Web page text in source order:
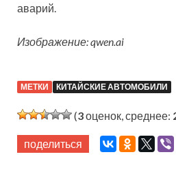
аварий.
Изображение: qwen.ai
МЕТКИ КИТАЙСКИЕ АВТОМОБИЛИ
(3оценок, среднее:
поделиться